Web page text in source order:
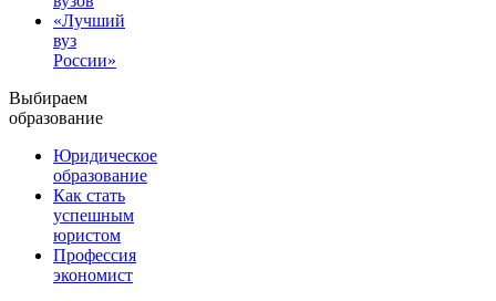
«Лучший
вуз
России»
Выбираем
образование
Юридическое
образование
Как стать
успешным
юристом
Профессия
экономист